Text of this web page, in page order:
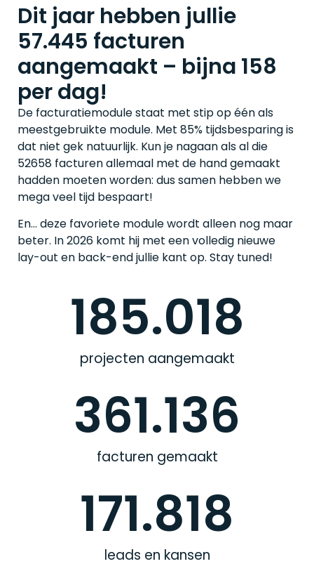
Dit jaar hebben jullie
57.445 facturen
aangemaakt – bijna 158
per dag!
De facturatiemodule staat met stip op één als
meestgebruikte module. Met 85% tijdsbesparing is
dat niet gek natuurlijk. Kun je nagaan als al die
52658 facturen allemaal met de hand gemaakt
hadden moeten worden: dus samen hebben we
mega veel tijd bespaart!
En… deze favoriete module wordt alleen nog maar
beter. In 2026 komt hij met een volledig nieuwe
lay-out en back-end jullie kant op. Stay tuned!
projecten aangemaakt
185.018
facturen gemaakt
361.136
leads en kansen
171.818